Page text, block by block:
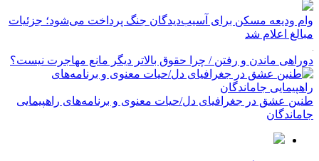
وام ودیعه مسکن برای آسیب‌دیدگان جنگ پرداخت می‌شود؛ جزئیات
مبالغ اعلام شد
دوراهی ماندن و رفتن / چرا حقوق بالاتر دیگر مانع مهاجرت نیست؟
طنین عشق در جغرافیای دل/حیات معنوی و برنامه‌های راهپیمایی
جاماندگان